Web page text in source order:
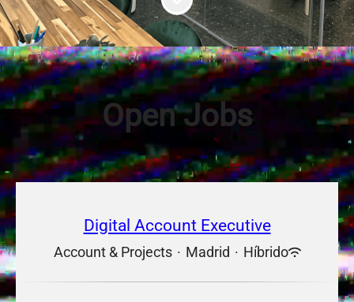
Open Jobs
Digital Account Executive
Account & Projects · Madrid · Híbrido